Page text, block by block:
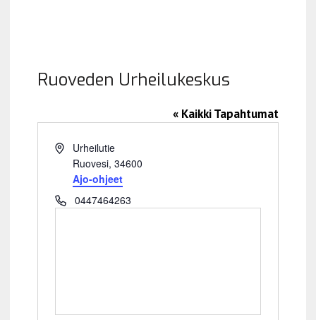
Ruoveden Urheilukeskus
« Kaikki Tapahtumat
O
i
t
Urheilutie
Ruovesi, 34600
Ajo-ohjeet
P
0447464263